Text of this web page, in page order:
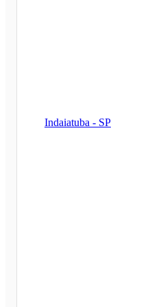
Indaiatuba - SP